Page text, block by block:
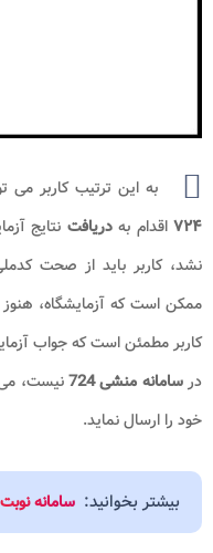
به این ترتیب کاربر می
۷۲۴ اقدام بهدریافت نتایج
نشد، کاربر باید از صحت
ممکن است که آزمایشگاه، هنوز
کاربر مطمئن است که جواب
درسامانه منشی 724
نیست، می
خود را ارسال نماید.
بیشتر بخوانید: سامانه